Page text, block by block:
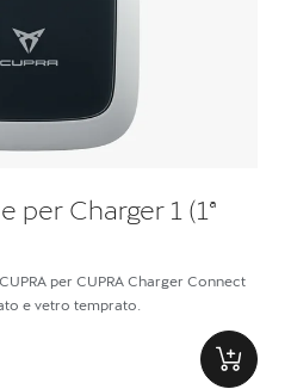
per Charger 1 (1ª
per CUPRA Charger Connect
e vetro temprato.